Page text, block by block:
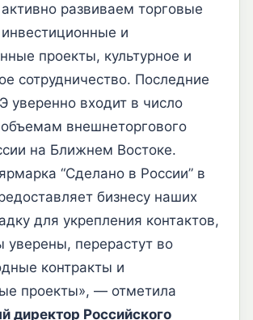
развиваем торговые
и
проекты, культурное и
сотрудничество. Последние
уверенно входит в число
внешнеторгового
на Ближнем Востоке.
“Сделано в России” в
бизнесу наших
для укрепления контактов,
уверены, перерастут во
контракты и
проекты», — отметила
директор Российского